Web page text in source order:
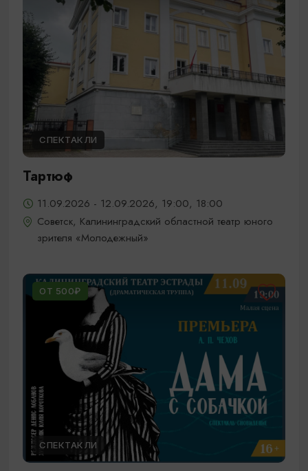
СПЕКТАКЛИ
Тартюф
11.09.2026 - 12.09.2026, 19:00, 18:00
Советск, Калининградский областной театр юного
зрителя «Молодежный»
ОТ 500₽
СПЕКТАКЛИ